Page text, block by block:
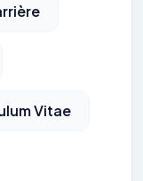
Vitae